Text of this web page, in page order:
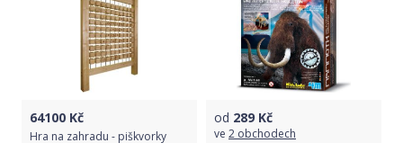
64100 Kč
Hra na zahradu - piškvorky
od 289 Kč
ve 2 obchodech